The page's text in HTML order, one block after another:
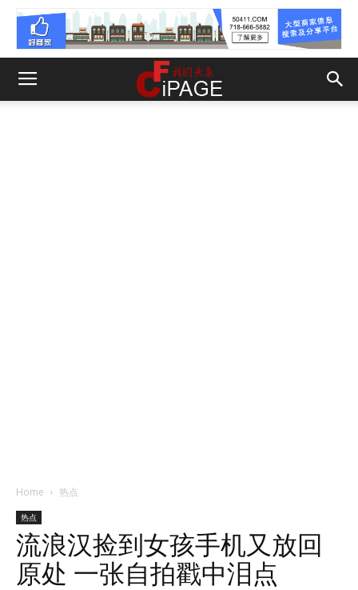
Home 热点
热点
流浪汉捡到女孩手机又放回
原处 一张自拍戳中泪点